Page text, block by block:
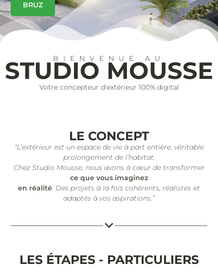
BRUZ
BIENVENUE AU
STUDIO MOUSSE
Votre concepteur d'extérieur 100% digital
LE CONCEPT
“L’extérieur est un espace de vie à part entière, véritable
prolongement de l’habitat.
Chez Studio Mousse, nous avons à cœur de transformer
ce que vous imaginez
en réalité. Des projets à la fois cohérents, réalistes et
adaptés à vos aspirations.”
LES ÉTAPES - PARTICULIERS